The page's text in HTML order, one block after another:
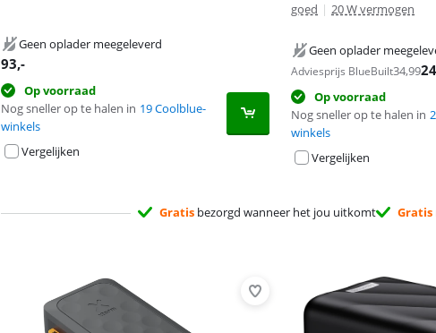
Geen oplader meegeleverd
93,-
Op voorraad
Nog sneller op te halen in 19 Coolblue-
winkels
Vergelijken
goed | 20 W vermogen
Geen oplader
Adviesprijs BlueBuilt34,99
Op voorraad
Nog sneller op te halen in
winkels
Vergelijken
Gratis bezorgd wanneer het jou uitkomt Gratis